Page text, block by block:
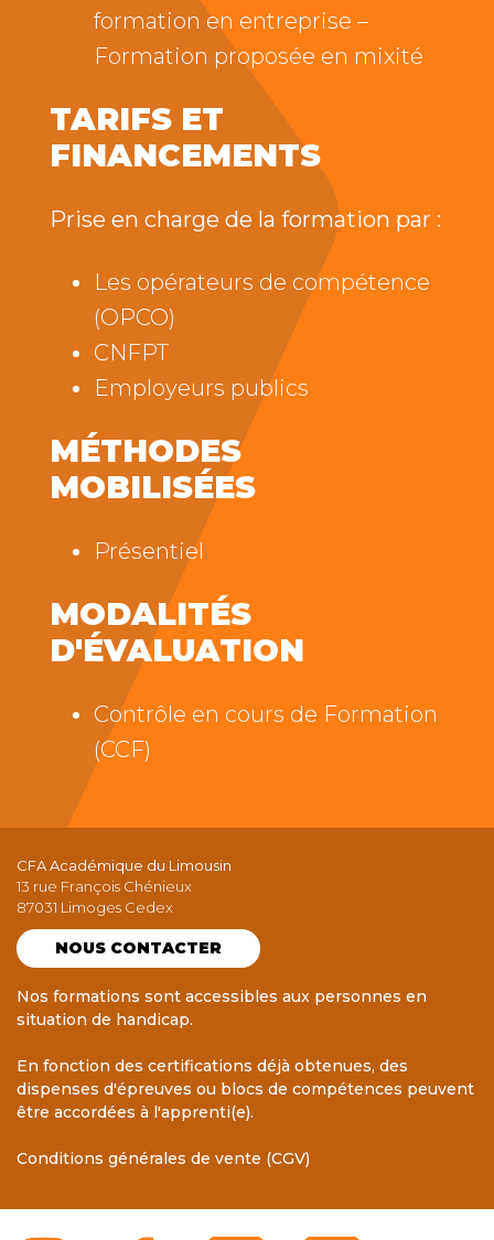
formation en entreprise –
Formation proposée en mixité
TARIFS ET
FINANCEMENTS
Prise en charge de la formation par :
Les opérateurs de compétence
(OPCO)
CNFPT
Employeurs publics
MÉTHODES
MOBILISÉES
Présentiel
MODALITÉS
D'ÉVALUATION
Contrôle en cours de Formation
(CCF)
CFA Académique du Limousin
13 rue François Chénieux
87031 Limoges Cedex
NOUS CONTACTER
Nos formations sont accessibles aux personnes en
situation de handicap.
En fonction des certifications déjà obtenues, des
dispenses d'épreuves ou blocs de compétences peuvent
être accordées à l'apprenti(e).
Conditions générales de vente (CGV)